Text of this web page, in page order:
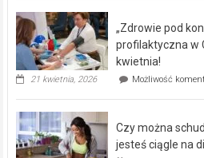
„Zdrowie pod
profilaktyczna w
kwietnia!
21 kwietnia, 2026 Możliwość
Czy można
jesteś ciągle na